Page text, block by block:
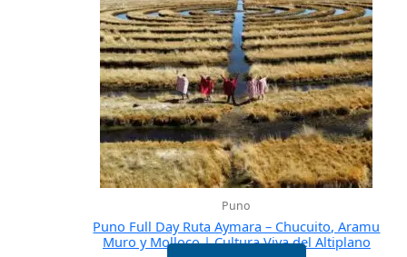
Puno
Puno Full Day Ruta Aymara – Chucuito, Aramu
Muro y Molloco | Cultura Viva del Altiplano